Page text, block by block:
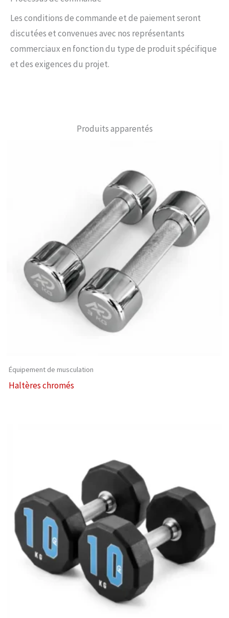
Les conditions de commande et de paiement seront
discutées et convenues avec nos représentants
commerciaux en fonction du type de produit spécifique
et des exigences du projet.
Produits apparentés
Équipement de musculation
Haltères chromés